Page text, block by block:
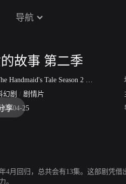
导航
故事 第二季
Handmaid's Tale Season 2 / 女仆的故
幻剧 / 剧情片
04-25
享
4月回归，总共会有13集。这部剧凭
。